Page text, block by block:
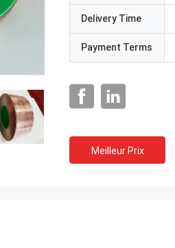
Delivery Time
Payment Terms
Meilleur Prix